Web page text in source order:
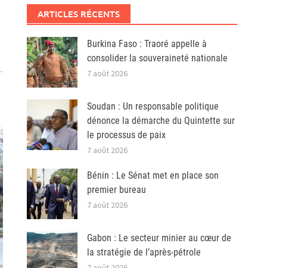
ARTICLES RÉCENTS
Burkina Faso : Traoré appelle à
consolider la souveraineté nationale
7 août 2026
Soudan : Un responsable politique
dénonce la démarche du Quintette sur
le processus de paix
7 août 2026
Bénin : Le Sénat met en place son
premier bureau
7 août 2026
Gabon : Le secteur minier au cœur de
la stratégie de l’après-pétrole